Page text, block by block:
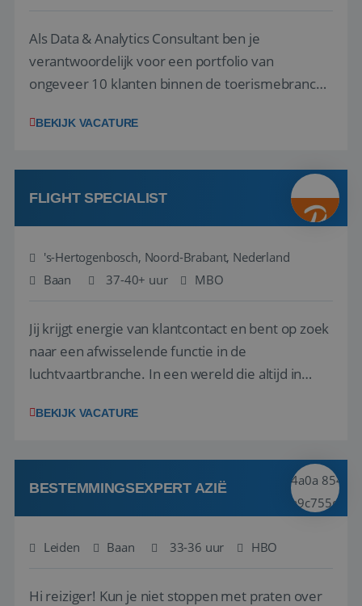
Als Data & Analytics Consultant ben je
verantwoordelijk voor een portfolio van
ongeveer 10 klanten binnen de toerismebranche
attractieparken en dierentuinen. Je bent het
begeleidt hen bij het maken van de juiste
strategische keuzes o...
BEKIJK VACATURE
FLIGHT SPECIALIST
's-Hertogenbosch, Noord-Brabant, Nederland
Baan
37-40+ uur MBO
Jij krijgt energie van klantcontact en bent op zoek
naar een afwisselende functie in de
luchtvaartbranche. In een wereld die altijd in
actie te ondernemen, ook wanneer zich
Geen dag is hetzelfde, en juist dat maak...
BEKIJK VACATURE
BESTEMMINGSEXPERT AZIË
Leiden Baan 33-36 uur HBO
Hi reiziger! Kun je niet stoppen met praten over